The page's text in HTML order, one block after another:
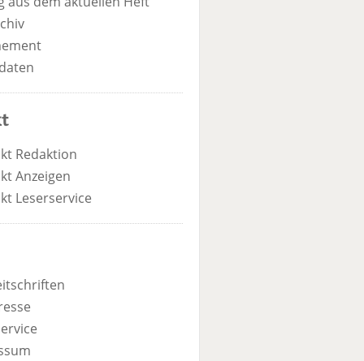
Redaktion
Anzeigen
Leserservice